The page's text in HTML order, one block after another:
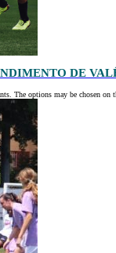
DE
The options may be chosen on